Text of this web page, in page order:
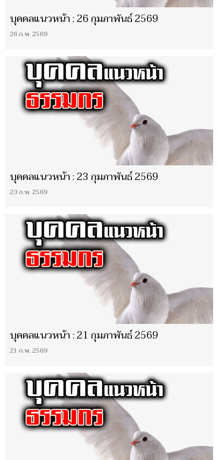
บุคคลแนวหน้า : 26 กุมภาพันธ์ 2569
26 ก.พ. 2569
บุคคลแนวหน้า : 23 กุมภาพันธ์ 2569
23 ก.พ. 2569
บุคคลแนวหน้า : 21 กุมภาพันธ์ 2569
21 ก.พ. 2569